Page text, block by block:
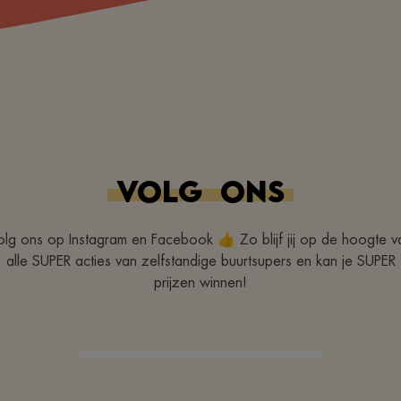
VOLG ONS
ons op Instagram en Facebook 👍 Zo blijf jij op de hoogte
alle SUPER acties van zelfstandige buurtsupers en kan je SUPER
prijzen winnen!